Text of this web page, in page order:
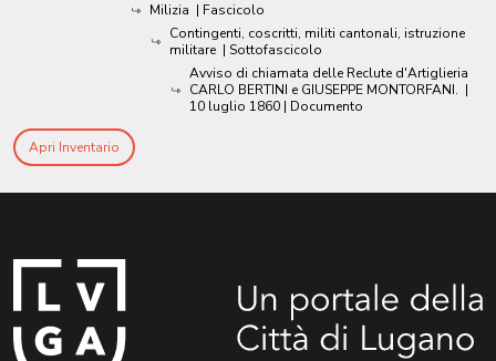
Milizia | Fascicolo
Contingenti, coscritti, militi cantonali, istruzione
militare | Sottofascicolo
Avviso di chiamata delle Reclute d'Artiglieria
CARLO BERTINI e GIUSEPPE MONTORFANI. |
10 luglio 1860 | Documento
Apri Inventario